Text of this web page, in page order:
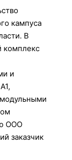
кампуса
В
комплекс
и
ООО
заказчик